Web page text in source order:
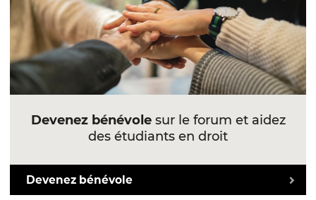
Devenez bénévolesur le forum et aidez
des étudiants en droit
Devenez bénévole